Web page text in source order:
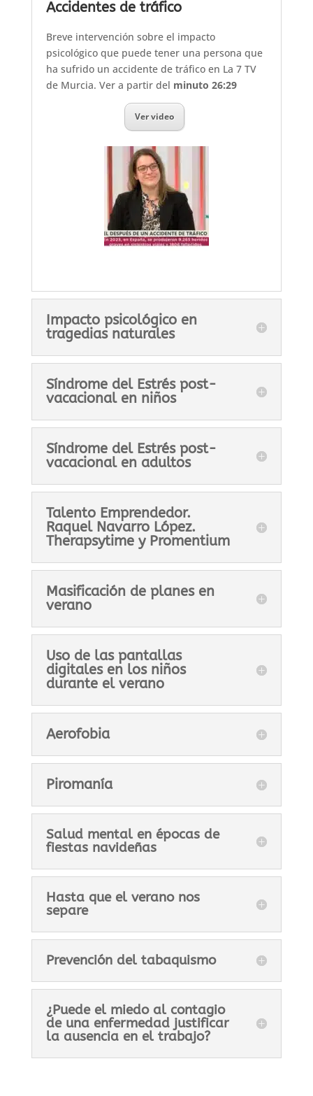
Accidentes de tráfico
Breve intervención sobre el impacto
psicológico que puede tener una persona que
ha sufrido un accidente de tráfico en La 7 TV
de Murcia. Ver a partir del minuto 26:29
Ver video
Impacto psicológico en
tragedias naturales
Síndrome del Estrés post-
vacacional en niños
Síndrome del Estrés post-
vacacional en adultos
Talento Emprendedor.
Raquel Navarro López.
Therapsytime y Promentium
Masificación de planes en
verano
Uso de las pantallas
digitales en los niños
durante el verano
Aerofobia
Piromanía
Salud mental en épocas de
fiestas navideñas
Hasta que el verano nos
separe
Prevención del tabaquismo
¿Puede el miedo al contagio
de una enfermedad justificar
la ausencia en el trabajo?